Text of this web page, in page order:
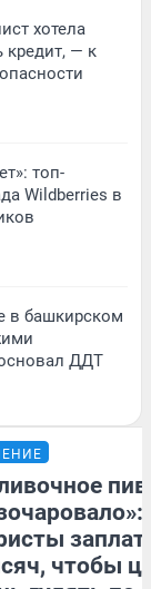
хотела
кредит, — к
топ-
Wildberries в
в башкирском
ДДТ
чтобы